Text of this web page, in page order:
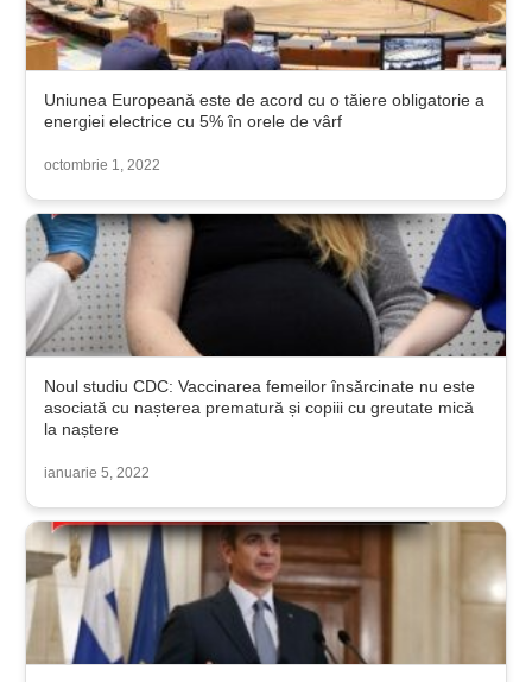
Uniunea Europeană este de acord cu o tăiere obligatorie a
energiei electrice cu 5% în orele de vârf
octombrie 1, 2022
Noul studiu CDC: Vaccinarea femeilor însărcinate nu este
asociată cu nașterea prematură și copiii cu greutate mică
la naștere
ianuarie 5, 2022